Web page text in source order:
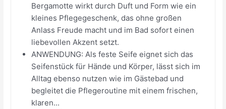
Bergamotte wirkt durch Duft und Form wie ein
kleines Pflegegeschenk, das ohne großen
Anlass Freude macht und im Bad sofort einen
liebevollen Akzent setzt.
ANWENDUNG: Als feste Seife eignet sich das
Seifenstück für Hände und Körper, lässt sich im
Alltag ebenso nutzen wie im Gästebad und
begleitet die Pflegeroutine mit einem frischen,
klaren...